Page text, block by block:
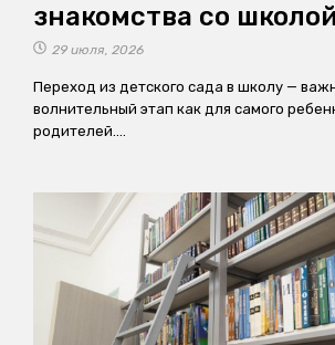
знакомства со школой
29 июля, 2026
Переход из детского сада в школу —
волнительный этап как для самого
родителей.…